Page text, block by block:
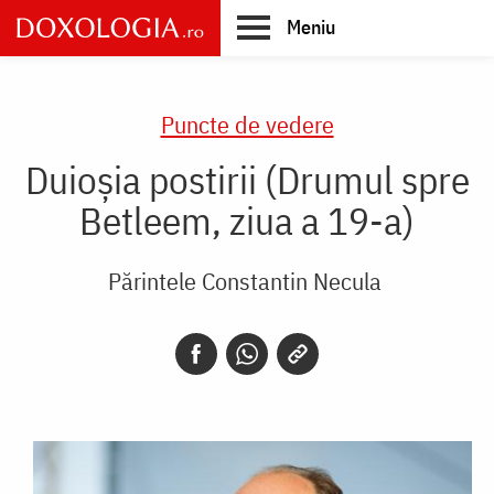
Skip
to
main
Meniu
Puncte de vedere
Duioșia postirii (Drumul spre
Betleem, ziua a 19-a)
Părintele Constantin Necula